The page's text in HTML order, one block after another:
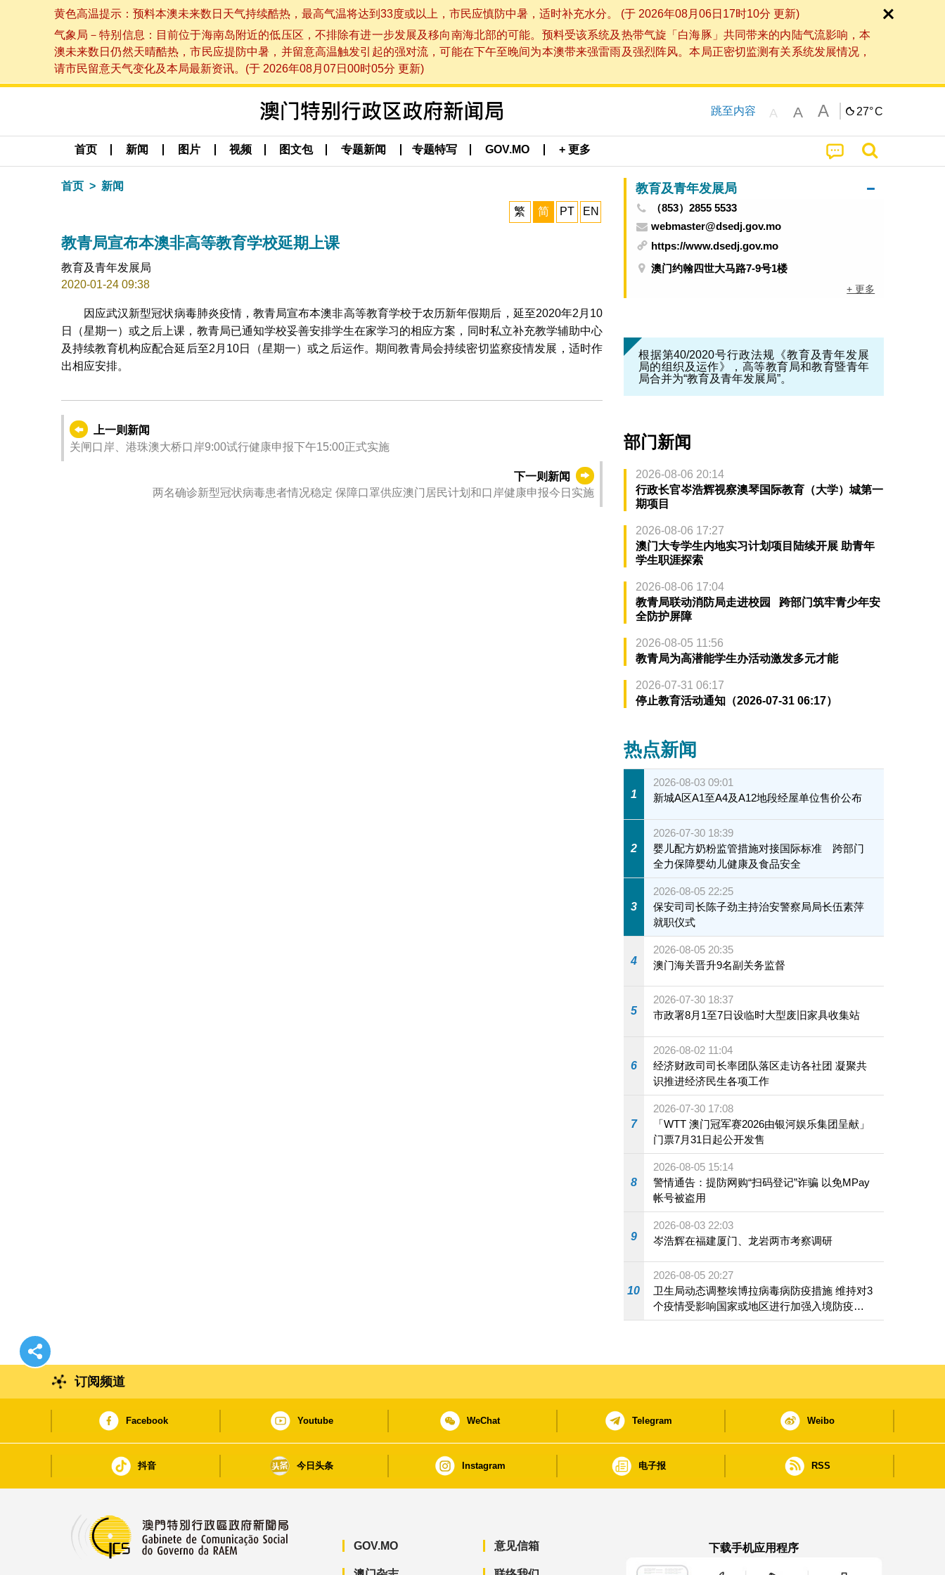
黄色高温提示：预料本澳未来数日天气持续酷热，最高气温将达到33度或以上，市民应慎防中暑，适时补充水分。 (于 2026年08月06日17时10分 更新)
气象局－特别信息：目前位于海南岛附近的低压区，不排除有进一步发展及移向南海北部的可能。预料受该系统及热带气旋「白海豚」共同带来的内陆气流影响，本
澳未来数日仍然天晴酷热，市民应提防中暑，并留意高温触发引起的强对流，可能在下午至晚间为本澳带来强雷雨及强烈阵风。本局正密切监测有关系统发展情况，
请市民留意天气变化及本局最新资讯。(于 2026年08月07日00时05分 更新)
跳至内容 A A A 27°C
首页 新闻 图片 视频 图文包 专题新闻 专题特写 GOV.MO + 更多
首页 新闻
繁 简 PT EN
教青局宣布本澳非高等教育学校延期上课
教育及青年发展局
2020-01-24 09:38
因应武汉新型冠状病毒肺炎疫情，教青局宣布本澳非高等教育学校于农历新年假期后，延至2020年2月10
日（星期一）或之后上课，教青局已通知学校妥善安排学生在家学习的相应方案，同时私立补充教学辅助中心
及持续教育机构应配合延后至2月10日（星期一）或之后运作。期间教青局会持续密切监察疫情发展，适时作
出相应安排。
上一则新闻
关闸口岸、港珠澳大桥口岸9:00试行健康申报下午15:00正式实施
下一则新闻
两名确诊新型冠状病毒患者情况稳定 保障口罩供应澳门居民计划和口岸健康申报今日实施
教育及青年发展局
（853）2855 5533
webmaster@dsedj.gov.mo
https://www.dsedj.gov.mo
澳门约翰四世大马路7-9号1楼
+ 更多
根据第40/2020号行政法规《教育及青年发展
局的组织及运作》，高等教育局和教育暨青年
局合并为“教育及青年发展局”。
部门新闻
2026-08-06 20:14
行政长官岑浩辉视察澳琴国际教育（大学）城第一
期项目
2026-08-06 17:27
澳门大专学生内地实习计划项目陆续开展 助青年
学生职涯探索
2026-08-06 17:04
教青局联动消防局走进校园 跨部门筑牢青少年安
全防护屏障
2026-08-05 11:56
教青局为高潜能学生办活动激发多元才能
2026-07-31 06:17
停止教育活动通知（2026-07-31 06:17）
热点新闻
1
2026-08-03 09:01
新城A区A1至A4及A12地段经屋单位售价公布
2
2026-07-30 18:39
婴儿配方奶粉监管措施对接国际标准 跨部门
全力保障婴幼儿健康及食品安全
3
2026-08-05 22:25
保安司司长陈子劲主持治安警察局局长伍素萍
就职仪式
4
2026-08-05 20:35
澳门海关晋升9名副关务监督
5
2026-07-30 18:37
市政署8月1至7日设临时大型废旧家具收集站
6
2026-08-02 11:04
经济财政司司长率团队落区走访各社团 凝聚共
识推进经济民生各项工作
7
2026-07-30 17:08
「WTT 澳门冠军赛2026由银河娱乐集团呈献」
门票7月31日起公开发售
8
2026-08-05 15:14
警情通告：提防网购“扫码登记”诈骗 以免MPay
帐号被盗用
9
2026-08-03 22:03
岑浩辉在福建厦门、龙岩两市考察调研
10
2026-08-05 20:27
卫生局动态调整埃博拉病毒病防疫措施 维持对3
个疫情受影响国家或地区进行加强入境防疫措
施
订阅频道
Facebook Youtube WeChat Telegram Weibo
抖音 今日头条 Instagram 电子报 RSS
GOV.MO 意见信箱
下载手机应用程序